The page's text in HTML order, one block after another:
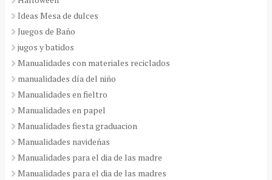
Ideas Mesa de dulces
Juegos de Baño
jugos y batidos
Manualidades con materiales reciclados
manualidades día del niño
Manualidades en fieltro
Manualidades en papel
Manualidades fiesta graduacion
Manualidades navideñas
Manualidades para el dia de las madre
Manualidades para el dia de las madres